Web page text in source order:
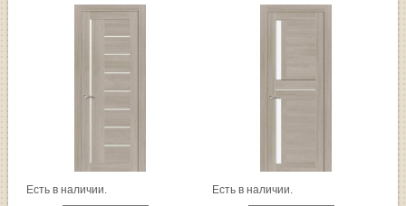
Есть в наличии. Есть в наличии.